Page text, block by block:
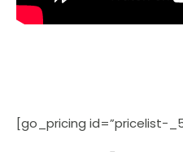
[go_pricing id=”pricelist-